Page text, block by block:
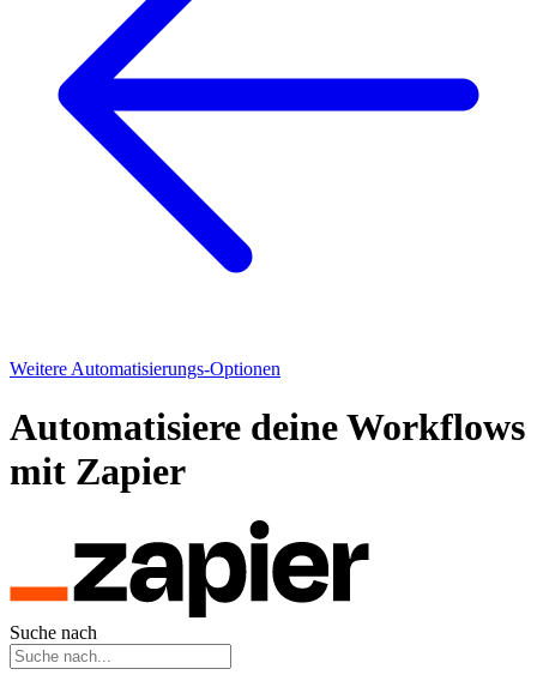
Weitere Automatisierungs-Optionen
Automatisiere deine Workflows
mit Zapier
Suche nach